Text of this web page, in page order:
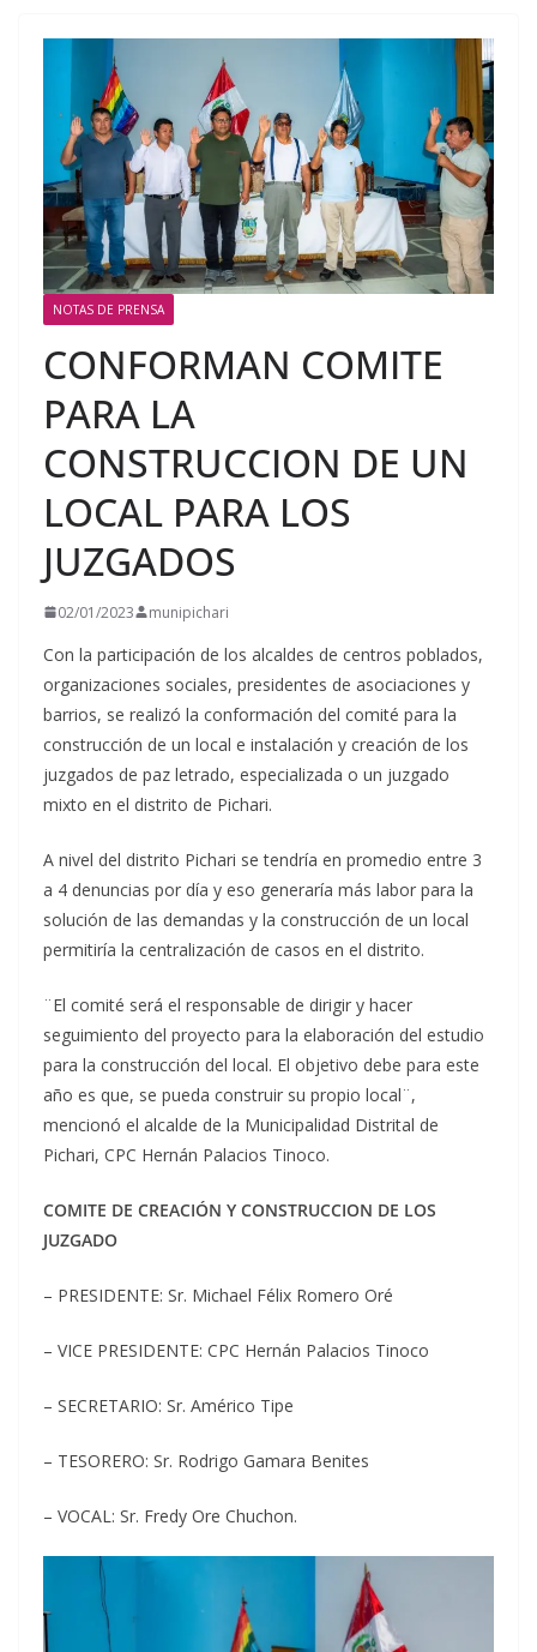
NOTAS DE PRENSA
CONFORMAN COMITE
PARA LA
CONSTRUCCION DE UN
LOCAL PARA LOS
JUZGADOS
02/01/2023 munipichari
Con la participación de los alcaldes de centros poblados,
organizaciones sociales, presidentes de asociaciones y
barrios, se realizó la conformación del comité para la
construcción de un local e instalación y creación de los
juzgados de paz letrado, especializada o un juzgado
mixto en el distrito de Pichari.
A nivel del distrito Pichari se tendría en promedio entre 3
a 4 denuncias por día y eso generaría más labor para la
solución de las demandas y la construcción de un local
permitiría la centralización de casos en el distrito.
¨El comité será el responsable de dirigir y hacer
seguimiento del proyecto para la elaboración del estudio
para la construcción del local. El objetivo debe para este
año es que, se pueda construir su propio local¨,
mencionó el alcalde de la Municipalidad Distrital de
Pichari, CPC Hernán Palacios Tinoco.
COMITE DE CREACIÓN Y CONSTRUCCION DE LOS
JUZGADO
– PRESIDENTE: Sr. Michael Félix Romero Oré
– VICE PRESIDENTE: CPC Hernán Palacios Tinoco
– SECRETARIO: Sr. Américo Tipe
– TESORERO: Sr. Rodrigo Gamara Benites
– VOCAL: Sr. Fredy Ore Chuchon.